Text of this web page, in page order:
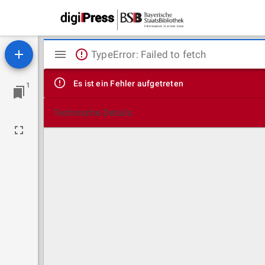
1
Mirador
Viewer
TypeError: Failed to fetch
Es ist ein Fehler aufgetreten
Technische Details